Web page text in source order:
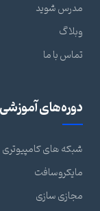
مدرس شوید
وبلاگ
تماس با ما
دوره‌های آموزشی
شبکه های کامپیوتری
مایکروسافت
مجازی سازی